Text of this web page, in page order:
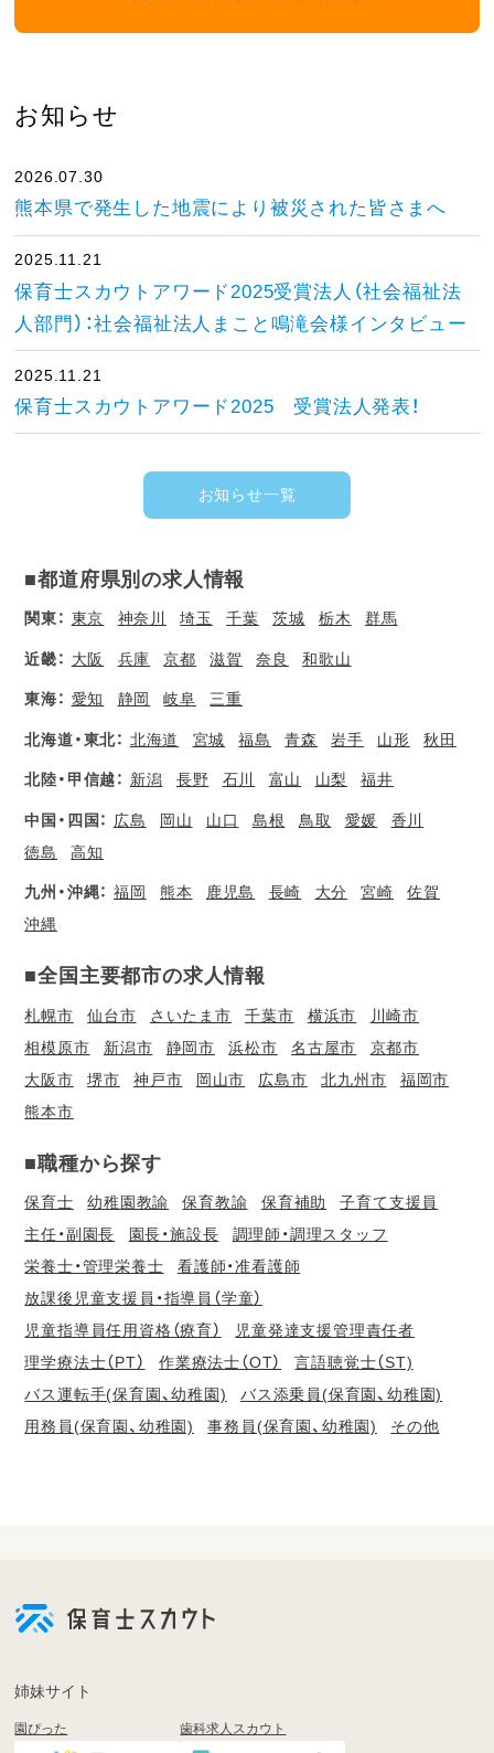
お知らせ
2026.07.30
熊本県で発生した地震により被災された皆さまへ
2025.11.21
保育士スカウトアワード2025受賞法人（社会福祉法
人部門）：社会福祉法人まこと鳴滝会様インタビュー
2025.11.21
保育士スカウトアワード2025 受賞法人発表！
お知らせ一覧
■都道府県別の求人情報
関東： 東京 神奈川 埼玉 千葉 茨城 栃木 群馬
近畿： 大阪 兵庫 京都 滋賀 奈良 和歌山
東海： 愛知 静岡 岐阜 三重
北海道・東北： 北海道 宮城 福島 青森 岩手 山形 秋田
北陸・甲信越： 新潟 長野 石川 富山 山梨 福井
中国・四国： 広島 岡山 山口 島根 鳥取 愛媛
香川
徳島
高知
九州・沖縄： 福岡 熊本 鹿児島 長崎 大分 宮崎
佐賀
沖縄
■全国主要都市の求人情報
札幌市 仙台市 さいたま市 千葉市 横浜市
川崎市
相模原市
新潟市 静岡市 浜松市 名古屋市
京都市
大阪市
堺市 神戸市 岡山市 広島市 北九州市
福岡市
熊本市
■職種から探す
保育士 幼稚園教諭 保育教諭 保育補助
子育て支援員
主任・副園長
園長・施設長
調理師・調理スタッフ
栄養士・管理栄養士
看護師・准看護師
放課後児童支援員・指導員（学童）
児童指導員任用資格（療育）
児童発達支援管理責任者
理学療法士（PT）
作業療法士（OT）
言語聴覚士（ST)
バス運転手(保育園、幼稚園)
バス添乗員(保育園、幼稚園)
用務員(保育園、幼稚園)
事務員(保育園、幼稚園) その他
登
く
姉妹サイト
園ぴった 歯科求人スカウト